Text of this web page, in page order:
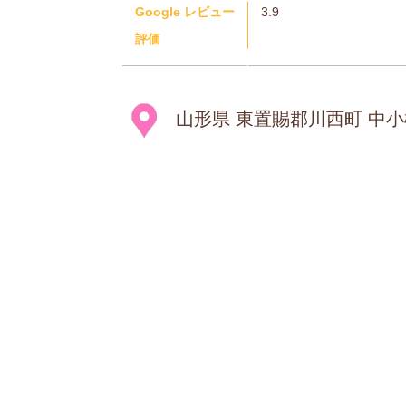
Google レビュー
評価
3.9
山形県 東置賜郡川西町 中